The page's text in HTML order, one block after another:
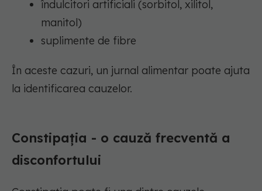
îndulcitori artificiali (sorbitol, xilitol,
manitol)
suplimente de fibre
În aceste cazuri, un jurnal alimentar poate ajuta
la identificarea cauzelor.
Constipația - o cauză frecventă a
disconfortului